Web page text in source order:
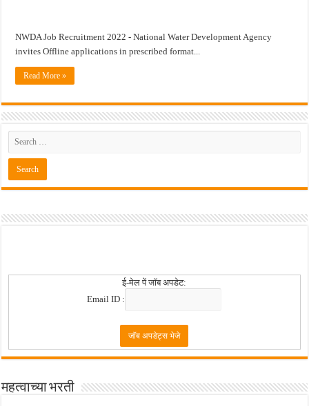
NWDA Job Recruitment 2022 - National Water Development Agency
invites Offline applications in prescribed format...
Read More »
ई-मेल पें जॉब अपडेट:
Email ID :
महत्वाच्या भरती